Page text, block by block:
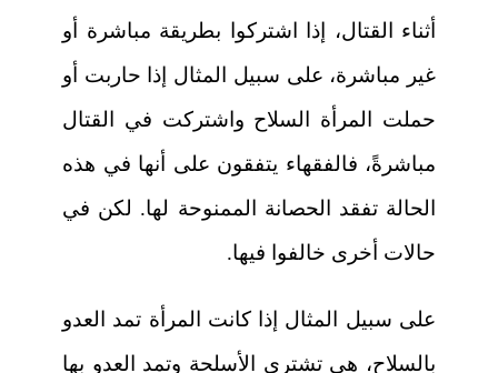
أثناء القتال، إذا اشتركوا بطريقة مباشرة أو
غير مباشرة، على سبيل المثال إذا حاربت أو
حملت المرأة السلاح واشتركت في القتال
مباشرةً، فالفقهاء يتفقون على أنها في هذه
الحالة تفقد الحصانة الممنوحة لها. لكن في
حالات أخرى خالفوا فيها.
على سبيل المثال إذا كانت المرأة تمد العدو
بالسلاح، هي تشتري الأسلحة وتمد العدو بها